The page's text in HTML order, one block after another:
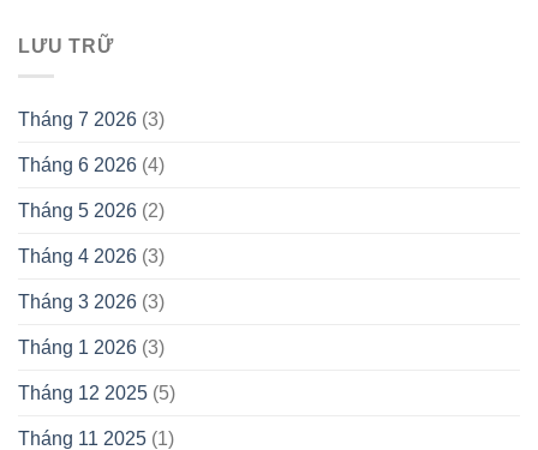
LƯU TRỮ
Tháng 7 2026 (3)
Tháng 6 2026 (4)
Tháng 5 2026 (2)
Tháng 4 2026 (3)
Tháng 3 2026 (3)
Tháng 1 2026 (3)
Tháng 12 2025 (5)
Tháng 11 2025 (1)